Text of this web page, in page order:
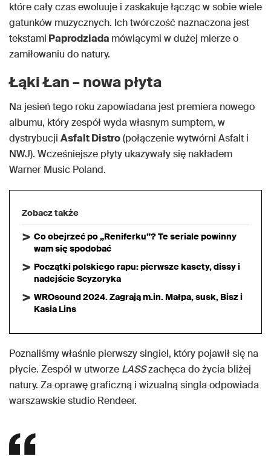
które cały czas ewoluuje i zaskakuje łącząc w sobie wiele
gatunków muzycznych. Ich twórczość naznaczona jest
tekstami Paprodziada mówiącymi w dużej mierze o
zamiłowaniu do natury.
Łąki Łan – nowa płyta
Na jesień tego roku zapowiadana jest premiera nowego
albumu, który zespół wyda własnym sumptem, w
dystrybucji Asfalt Distro(połączenie wytwórni Asfalt i
NWJ). Wcześniejsze płyty ukazywały się nakładem
Warner Music Poland.
Zobacz także
Co obejrzeć po „Reniferku”? Te seriale powinny
wam się spodobać
Początki polskiego rapu: pierwsze kasety, dissy i
nadejście Scyzoryka
WROsound 2024. Zagrają m.in. Małpa, susk, Bisz i
Kasia Lins
Poznaliśmy właśnie pierwszy singiel, który pojawił się na
płycie. Zespół w utworze LASSzachęca do życia bliżej
natury. Za oprawę graficzną i wizualną singla odpowiada
warszawskie studio Rendeer.